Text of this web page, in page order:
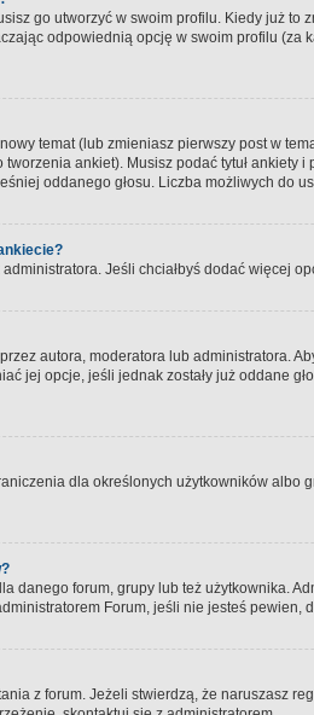
go utworzyć w swoim profilu. Kiedy już to
odpowiednią opcję w swoim profilu
temat (lub zmieniasz pierwszy post w
ankiet). Musisz podać tytuł
oddanego głosu. Liczba możliwych do
Jeśli chciałbyś dodać więcej
autora, moderatora lub administratora.
jej opcje, jeśli jednak zostały już oddane
dla określonych użytkowników
danego forum, grupy lub też użytkownika.
Forum, jeśli nie jesteś pewien,
z forum. Jeżeli stwierdzą, że naruszasz